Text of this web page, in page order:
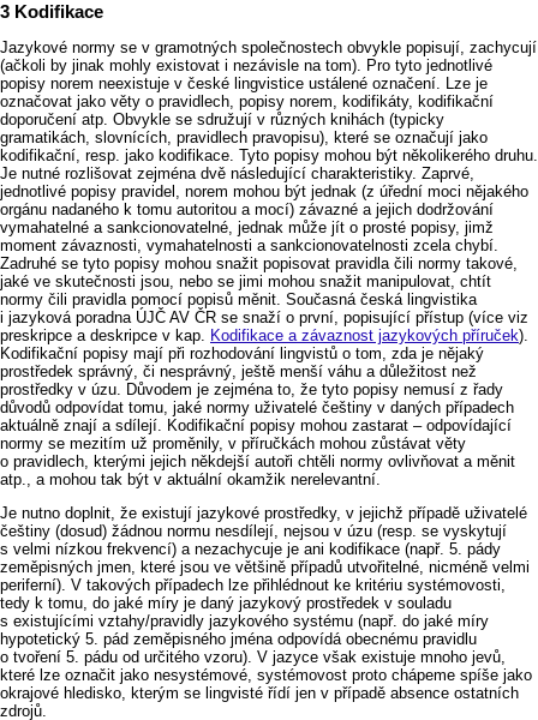
Kodifikace
Jazykové normy se v gramotných společnostech obvykle popisují, zachycují
(ačkoli by jinak mohly existovat i nezávisle na tom). Pro tyto jednotlivé
popisy norem neexistuje v české lingvistice ustálené označení. Lze je
označovat jako věty o pravidlech, popisy norem, kodifikáty, kodifikační
doporučení atp. Obvykle se sdružují v různých knihách (typicky
gramatikách, slovnících, pravidlech pravopisu), které se označují jako
kodifikační, resp. jako kodifikace. Tyto popisy mohou být několikerého druhu.
Je nutné rozlišovat zejména dvě následující charakteristiky. Zaprvé,
jednotlivé popisy pravidel, norem mohou být jednak (z úřední moci nějakého
orgánu nadaného k tomu autoritou a mocí) závazné a jejich dodržování
vymahatelné a sankcionovatelné, jednak může jít o prosté popisy, jimž
moment závaznosti, vymahatelnosti a sankcionovatelnosti zcela chybí.
Zadruhé se tyto popisy mohou snažit popisovat pravidla čili normy takové,
jaké ve skutečnosti jsou, nebo se jimi mohou snažit manipulovat, chtít
normy čili pravidla pomocí popisů měnit. Současná česká lingvistika
i jazyková poradna ÚJČ AV ČR se snaží o první, popisující přístup (více viz
preskripce a deskripce v kap. Kodifikace a závaznost jazykových příruček).
Kodifikační popisy mají při rozhodování lingvistů o tom, zda je nějaký
prostředek správný, či nesprávný, ještě menší váhu a důležitost než
prostředky v úzu. Důvodem je zejména to, že tyto popisy nemusí z řady
důvodů odpovídat tomu, jaké normy uživatelé češtiny v daných případech
aktuálně znají a sdílejí. Kodifikační popisy mohou zastarat –⁠⁠⁠⁠⁠⁠⁠⁠⁠⁠⁠⁠⁠⁠⁠⁠⁠⁠⁠⁠⁠ odpovídající
normy se mezitím už proměnily, v příručkách mohou zůstávat věty
o pravidlech, kterými jejich někdejší autoři chtěli normy ovlivňovat a měnit
atp., a mohou tak být v aktuální okamžik nerelevantní.
Je nutno doplnit, že existují jazykové prostředky, v jejichž případě uživatelé
češtiny (dosud) žádnou normu nesdílejí, nejsou v úzu (resp. se vyskytují
s velmi nízkou frekvencí) a nezachycuje je ani kodifikace (např. 5. pády
zeměpisných jmen, které jsou ve většině případů utvořitelné, nicméně velmi
periferní). V takových případech lze přihlédnout ke kritériu systémovosti,
tedy k tomu, do jaké míry je daný jazykový prostředek v souladu
s existujícími vztahy/pravidly jazykového systému (např. do jaké míry
hypotetický 5. pád zeměpisného jména odpovídá obecnému pravidlu
o tvoření 5. pádu od určitého vzoru). V jazyce však existuje mnoho jevů,
které lze označit jako nesystémové, systémovost proto chápeme spíše jako
okrajové hledisko, kterým se lingvisté řídí jen v případě absence ostatních
zdrojů.